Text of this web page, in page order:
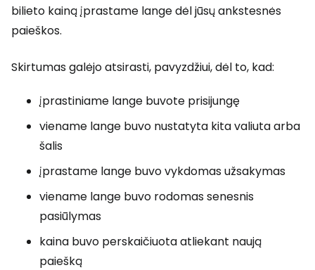
bilieto kainą įprastame lange dėl jūsų ankstesnės
paieškos.
Skirtumas galėjo atsirasti, pavyzdžiui, dėl to, kad:
įprastiniame lange buvote prisijungę
viename lange buvo nustatyta kita valiuta arba
šalis
įprastame lange buvo vykdomas užsakymas
viename lange buvo rodomas senesnis
pasiūlymas
kaina buvo perskaičiuota atliekant naują
paiešką